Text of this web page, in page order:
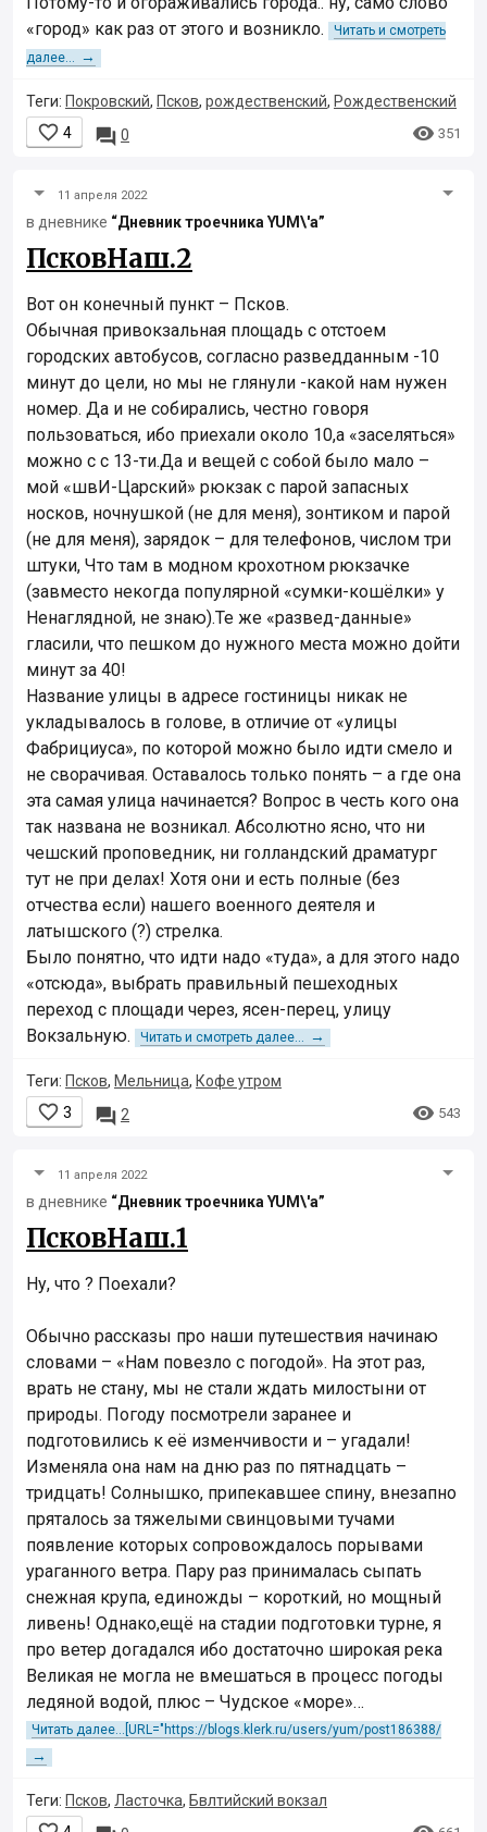
«город» как раз от этого и возникло.
Читать и смотреть
далее... →
Теги: Покровский, Псков, рождественский, Рождественский
 4  0  351
11 апреля 2022
в дневнике “Дневник троечника YUM\'а”
ПсковНаш.2
Вот он конечный пункт – Псков.
Обычная привокзальная площадь с отстоем
городских автобусов, согласно разведданным -10
минут до цели, но мы не глянули -какой нам нужен
номер. Да и не собирались, честно говоря
пользоваться, ибо приехали около 10,а «заселяться»
можно с с 13-ти.Да и вещей с собой было мало –
мой «швИ-Царский» рюкзак с парой запасных
носков, ночнушкой (не для меня), зонтиком и парой
(не для меня), зарядок – для телефонов, числом три
штуки, Что там в модном крохотном рюкзачке
(завместо некогда популярной «сумки-кошёлки» у
Ненаглядной, не знаю).Те же «развед-данные»
гласили, что пешком до нужного места можно дойти
минут за 40!
Название улицы в адресе гостиницы никак не
укладывалось в голове, в отличие от «улицы
Фабрициуса», по которой можно было идти смело и
не сворачивая. Оставалось только понять – а где она
эта самая улица начинается? Вопрос в честь кого она
так названа не возникал. Абсолютно ясно, что ни
чешский проповедник, ни голландский драматург
тут не при делах! Хотя они и есть полные (без
отчества если) нашего военного деятеля и
латышского (?) стрелка.
Было понятно, что идти надо «туда», а для этого надо
«отсюда», выбрать правильный пешеходных
переход с площади через, ясен-перец, улицу
Вокзальную.
Читать и смотреть далее... →
Теги: Псков, Мельница, Кофе утром
 3  2  543
11 апреля 2022
в дневнике “Дневник троечника YUM\'а”
ПсковНаш.1
Ну, что ? Поехали?
Обычно рассказы про наши путешествия начинаю
словами – «Нам повезло с погодой». На этот раз,
врать не стану, мы не стали ждать милостыни от
природы. Погоду посмотрели заранее и
подготовились к её изменчивости и – угадали!
Изменяла она нам на дню раз по пятнадцать –
тридцать! Солнышко, припекавшее спину, внезапно
пряталось за тяжелыми свинцовыми тучами
появление которых сопровождалось порывами
ураганного ветра. Пару раз принималась сыпать
снежная крупа, единожды – короткий, но мощный
ливень! Однако,ещё на стадии подготовки турне, я
про ветер догадался ибо достаточно широкая река
Великая не могла не вмешаться в процесс погоды
ледяной водой, плюс – Чудское «море»…
Читать далее...[URL="https://blogs.klerk.ru/users/yum/post186388/
→
Теги: Псков, Ласточка, Бвлтийский вокзал